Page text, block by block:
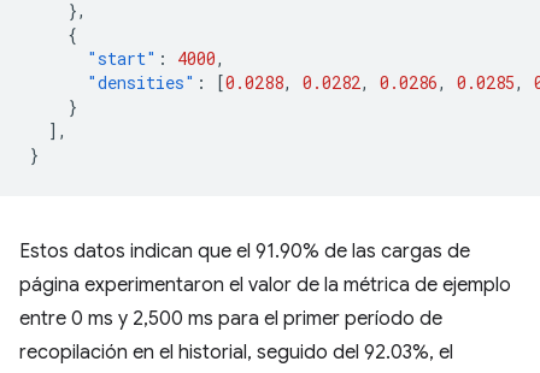
},
{
"start" : 4000,
"densities" : [0.0288, 0.0282, 0.0286, 0.0285,
}
],
}
Estos datos indican que el 91.90% de las cargas de
página experimentaron el valor de la métrica de ejemplo
entre 0 ms y 2,500 ms para el primer período de
recopilación en el historial, seguido del 92.03%, el